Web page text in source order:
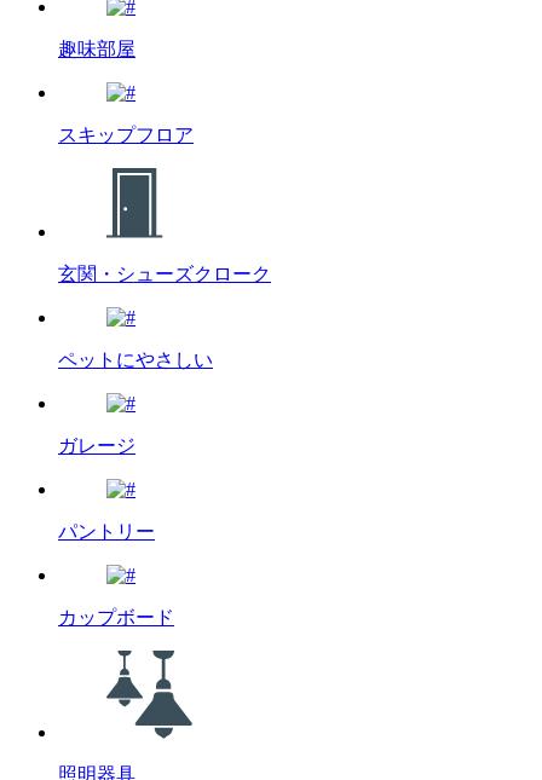
趣味部屋
スキップフロア
玄関・シューズクローク
ペットにやさしい
ガレージ
パントリー
カップボード
照明器具